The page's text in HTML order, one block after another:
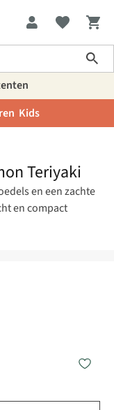
Kids
Teriyaki
en een zachte
en compact